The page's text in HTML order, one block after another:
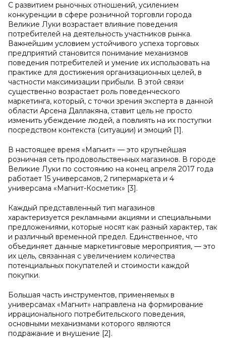
С развитием рыночных отношений, усилением
конкуренции в сфере розничной торговли города
Великие Луки возрастает влияние поведения
потребителей на деятельность участников рынка.
Важнейшим условием устойчивого успеха торговых
предприятий становится понимание механизмов
поведения потребителей и умение их использовать на
практике для достижения организационных целей, в
частности максимизации прибыли. В этой связи
существенно возрастает роль поведенческого
маркетинга, который, с точки зрения эксперта в данной
области Арсена Даллакяна, ставит цель не просто
изменить убеждение людей, а повлиять на их поступки
посредством контекста (ситуации) и эмоций [1].
В настоящее время «Магнит» — это крупнейшая
розничная сеть продовольственных магазинов. В городе
Великие Луки по состоянию на конец апреля 2017 года
работает 15 универсамов, 2 гипермаркета и 4
универсама «Магнит-Косметик» [3].
Каждый представленный тип магазинов
характеризуется рекламными акциями и специальными
предложениями, которые носят как разный характер, так
и различный временной предел. Единственное, что
объединяет данные маркетинговые мероприятия, — это
их цель, связанная с увеличением количества
потенциальных покупателей и стоимости каждой
покупки.
Большая часть инструментов, применяемых в
универсамах «Магнит» направлена на формирование
иррационального потребительского поведения,
основными механизмами которого являются
подражание и внушение [2].